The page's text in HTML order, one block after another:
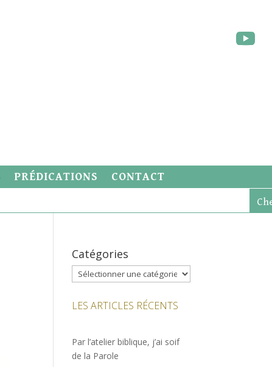
PRÉDICATIONS CONTACT
Catégories
Catégories
LES ARTICLES RÉCENTS
Par l’atelier biblique, j’ai soif
de la Parole